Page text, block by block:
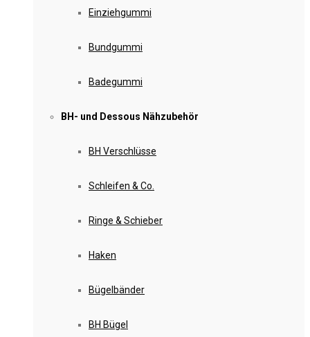
Einziehgummi
Bundgummi
Badegummi
BH- und Dessous Nähzubehör
BH Verschlüsse
Schleifen & Co.
Ringe & Schieber
Haken
Bügelbänder
BH Bügel